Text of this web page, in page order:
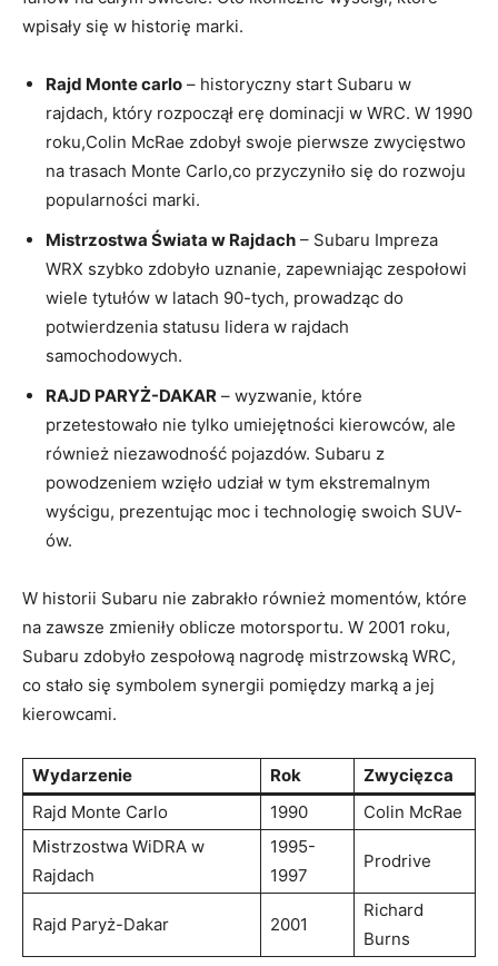
wpisały się w historię marki.
Rajd Monte carlo – historyczny start Subaru w
rajdach, który rozpoczął erę dominacji w WRC. W 1990
roku,Colin McRae zdobył swoje pierwsze zwycięstwo
na trasach Monte Carlo,co przyczyniło się do rozwoju
popularności marki.
Mistrzostwa Świata w Rajdach – Subaru Impreza
WRX szybko zdobyło uznanie, zapewniając zespołowi
wiele tytułów w latach 90-tych, prowadząc do
potwierdzenia statusu lidera w rajdach
samochodowych.
RAJD PARYŻ-DAKAR – wyzwanie, które
przetestowało nie tylko umiejętności kierowców, ale
również niezawodność pojazdów. Subaru z
powodzeniem wzięło udział w tym ekstremalnym
wyścigu, prezentując moc i technologię swoich SUV-
ów.
W historii Subaru nie zabrakło również momentów, które
na zawsze zmieniły oblicze motorsportu. W 2001 roku,
Subaru zdobyło zespołową nagrodę mistrzowską WRC,
co stało się symbolem synergii pomiędzy marką a jej
kierowcami.
Wydarzenie Rok
Zwycięzca
Rajd Monte Carlo
1990
Colin McRae
Mistrzostwa WiDRA w
Rajdach
1995-
1997
Prodrive
Rajd Paryż-Dakar 2001
Richard
Burns